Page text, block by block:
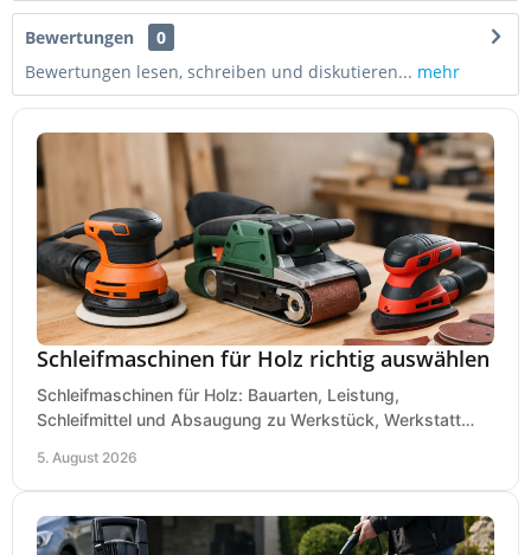
Bewertungen
0
Bewertungen lesen, schreiben und diskutieren... mehr
Schleifmaschinen für Holz richtig auswählen
Schleifmaschinen für Holz: Bauarten, Leistung,
Schleifmittel und Absaugung zu Werkstück, Werkstatt
5. August 2026